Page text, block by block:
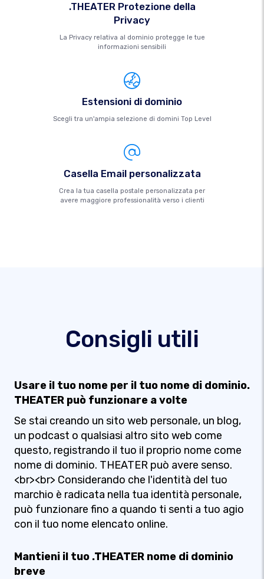
.THEATER Protezione della
Privacy
La Privacy relativa al dominio protegge le tue
informazioni sensibili
Estensioni di dominio
Scegli tra un'ampia selezione di domini Top Level
Casella Email personalizzata
Crea la tua casella postale personalizzata per
avere maggiore professionalità verso i clienti
Consigli utili
Usare il tuo nome per il tuo nome di dominio.
THEATER può funzionare a volte
Se stai creando un sito web personale, un blog,
un podcast o qualsiasi altro sito web come
questo, registrando il tuo il proprio nome come
nome di dominio. THEATER può avere senso.
<br><br> Considerando che l'identità del tuo
marchio è radicata nella tua identità personale,
può funzionare fino a quando ti senti a tuo agio
con il tuo nome elencato online.
Mantieni il tuo .THEATER nome di dominio
breve